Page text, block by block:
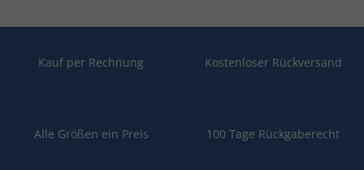
Kauf per Rechnung Kostenloser Rückversand
Alle Größen ein Preis 100 Tage Rückgaberecht